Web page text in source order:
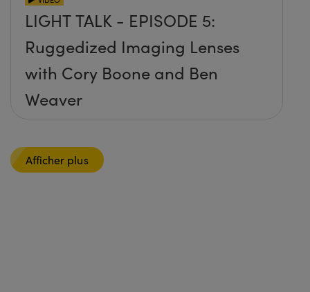
LIGHT TALK - EPISODE 5:
Ruggedized Imaging Lenses
with Cory Boone and Ben
Weaver
Afficher plus